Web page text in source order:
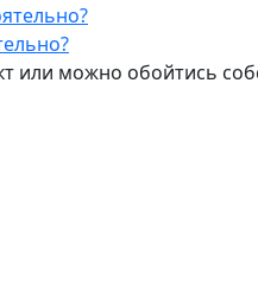
или можно обойтись